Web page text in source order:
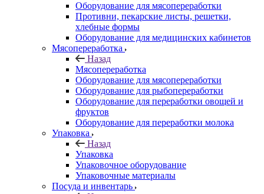
Оборудование для мясопереработки
Противни, пекарские листы, решетки,
хлебные формы
Оборудование для медицинских кабинетов
Мясопереработка
Назад
Мясопереработка
Оборудование для мясопереработки
Оборудование для рыбопереработки
Оборудование для переработки овощей и
фруктов
Оборудование для переработки молока
Упаковка
Назад
Упаковка
Упаковочное оборудование
Упаковочные материалы
Посуда и инвентарь